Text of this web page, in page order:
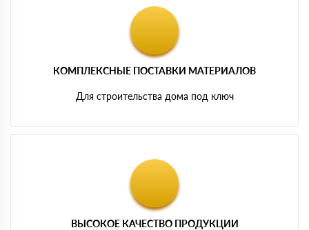
КОМПЛЕКСНЫЕ ПОСТАВКИ МАТЕРИАЛОВ
Для строительства дома под ключ
ВЫСОКОЕ КАЧЕСТВО ПРОДУКЦИИ